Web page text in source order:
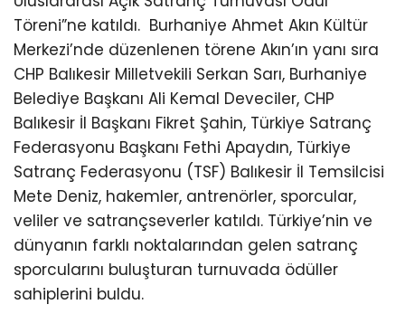
Töreni”ne katıldı. Burhaniye Ahmet Akın Kültür
Merkezi’nde düzenlenen törene Akın’ın yanı sıra
CHP Balıkesir Milletvekili Serkan Sarı, Burhaniye
Belediye Başkanı Ali Kemal Deveciler, CHP
Balıkesir İl Başkanı Fikret Şahin, Türkiye Satranç
Federasyonu Başkanı Fethi Apaydın, Türkiye
Satranç Federasyonu (TSF) Balıkesir İl Temsilcisi
Mete Deniz, hakemler, antrenörler, sporcular,
veliler ve satrançseverler katıldı. Türkiye’nin ve
dünyanın farklı noktalarından gelen satranç
sporcularını buluşturan turnuvada ödüller
sahiplerini buldu.